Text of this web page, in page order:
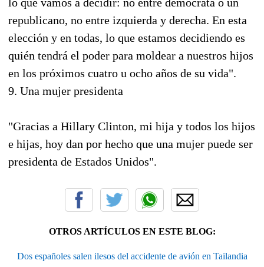
republicano, no entre izquierda y derecha. En esta
elección y en todas, lo que estamos decidiendo es
quién tendrá el poder para moldear a nuestros hijos
en los próximos cuatro u ocho años de su vida".
9. Una mujer presidenta
"Gracias a Hillary Clinton, mi hija y todos los hijos
e hijas, hoy dan por hecho que una mujer puede ser
presidenta de Estados Unidos".
OTROS ARTÍCULOS EN ESTE BLOG:
Dos españoles salen ilesos del accidente de avión en Tailandia